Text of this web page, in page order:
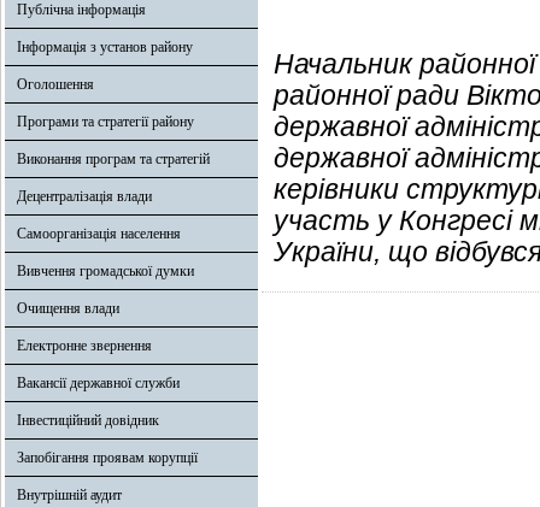
Публічна інформація
Інформація з установ району
Оголошення
Програми та стратегії району
Виконання програм та стратегій
Децентралізація влади
Самоорганізація населення
Вивчення громадської думки
Очищення влади
Електронне звернення
Вакансії державної служби
Інвестиційний довідник
Запобігання проявам корупції
Внутрішній аудит
Начальник районної
районної ради
державної
державної
керівники
участь у Конгресі
України, що